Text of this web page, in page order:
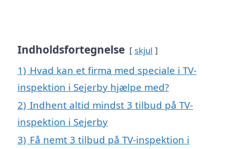
Indholdsfortegnelse skjul
1) Hvad kan et firma med speciale i TV-
inspektion i Sejerby hjælpe med?
2) Indhent altid mindst 3 tilbud på TV-
inspektion i Sejerby
3) Få nemt 3 tilbud på TV-inspektion i